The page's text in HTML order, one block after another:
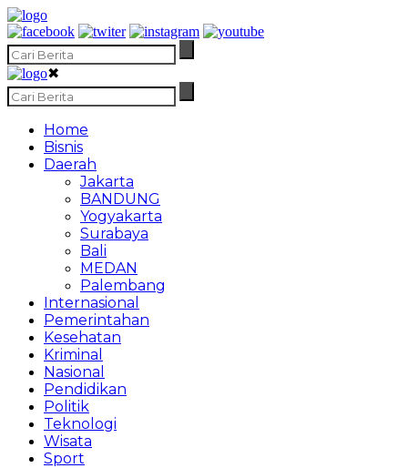
✖
Home
Bisnis
Daerah
Jakarta
BANDUNG
Yogyakarta
Surabaya
Bali
MEDAN
Palembang
Internasional
Pemerintahan
Kesehatan
Kriminal
Nasional
Pendidikan
Politik
Teknologi
Wisata
Sport